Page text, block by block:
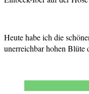
Heute habe ich die
unerreichbar hohen Blüte